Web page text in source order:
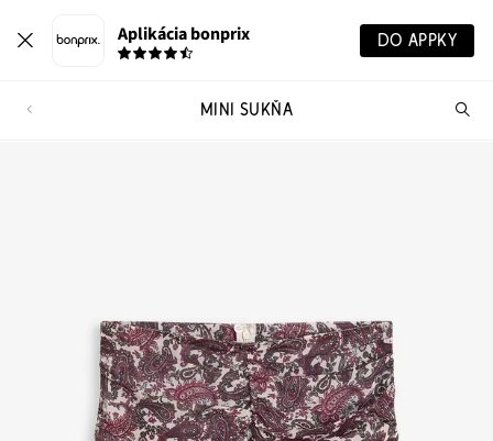
Aplikácia bonprix DO APPKY
MINI SUKŇA